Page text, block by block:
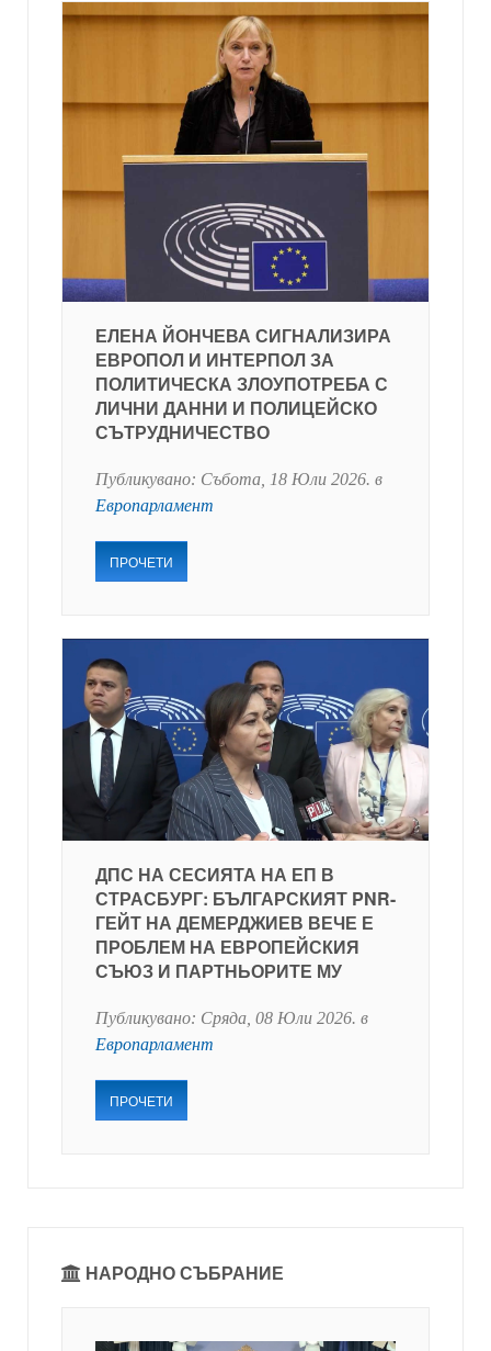
ЕЛЕНА ЙОНЧЕВА СИГНАЛИЗИРА
ЕВРОПОЛ И ИНТЕРПОЛ ЗА
ПОЛИТИЧЕСКА ЗЛОУПОТРЕБА С
ЛИЧНИ ДАННИ И ПОЛИЦЕЙСКО
СЪТРУДНИЧЕСТВО
Публикувано: Събота, 18 Юли 2026. в
Европарламент
ПРОЧЕТИ
ДПС НА СЕСИЯТА НА ЕП В
СТРАСБУРГ: БЪЛГАРСКИЯТ PNR-
ГЕЙТ НА ДЕМЕРДЖИЕВ ВЕЧЕ Е
ПРОБЛЕМ НА ЕВРОПЕЙСКИЯ
СЪЮЗ И ПАРТНЬОРИТЕ МУ
Публикувано: Сряда, 08 Юли 2026. в
Европарламент
ПРОЧЕТИ
НАРОДНО СЪБРАНИЕ